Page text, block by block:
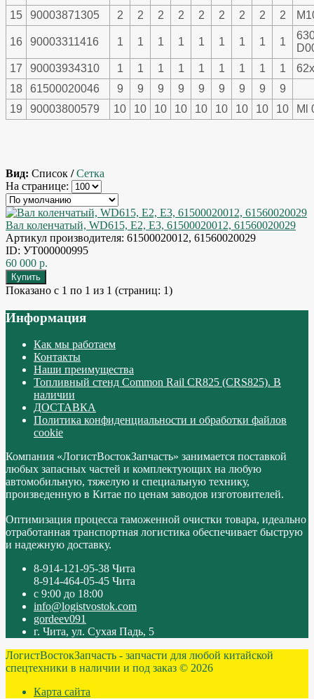
15
90003871305 2 2 2 2 2 2 2 2 2
16 90003311416 1 1 1 1 1 1 1 1 1
17
90003934310 1 1 1 1 1 1 1 1 1
18
61500020046 9 9 9 9 9 9 9 9
9
19
90003800579 10 10 10 10 10 10 10 10 10 Ml
Вид: Список / Сетка
На странице:
Вал коленчатый, WD615, E2, Е3, 61500020012, 61560020029
Артикул производителя: 61500020012, 61560020029
ID: УТ000000995
60 000 р.
Показано с 1 по 1 из 1 (страниц: 1)
Информация
Как мы работаем
Контакты
Наши преимущества
Топливный стенд Common Rail CR825 (CRS825). В
наличии
ДОСТАВКА
Политика конфиденциальности и обработки файлов
cookie
Компания «ЛогистВостокЗапчасть» занимается поставкой
любых запасных частей и комплектующих на любую
автомобильную, тяжелую и специальную технику,
произведенную в Китае по ценам заводов изготовителей.
Оптимизация процесса таможенной очистки товара, идеально
отработанная транспортная логистика обеспечивает быструю
и надежную доставку.
8-914-121-95-38 Чита
8-914-464-05-45 Чита
с 9:00 до 18:00
info@logistvostok.com
gordeev091
г. Чита, ул. Сухая Падь, 5
ЛогистВостокЗапчасть - запчасти для любой китайской
спецтехники в наличии и под заказ © 2026
Карта сайта